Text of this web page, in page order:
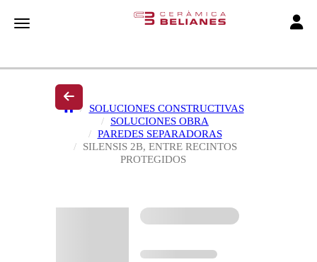
Toggle navigation
SOLUCIONES CONSTRUCTIVAS
SOLUCIONES OBRA
PAREDES SEPARADORAS
SILENSIS 2B, ENTRE RECINTOS
PROTEGIDOS